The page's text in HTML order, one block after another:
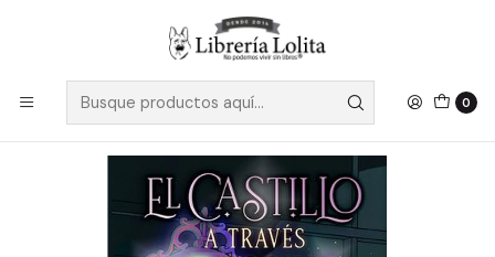
0
Despacho a todo Chile